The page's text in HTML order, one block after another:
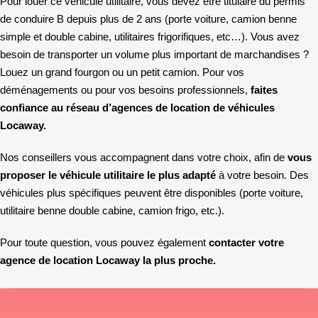
de conduire B depuis plus de 2 ans (porte voiture, camion benne
simple et double cabine, utilitaires frigorifiques, etc…). Vous avez
besoin de transporter un volume plus important de marchandises ?
Louez un grand fourgon ou un petit camion. Pour vos
déménagements ou pour vos besoins professionnels, faites
confiance au réseau d’agences de location de véhicules
Locaway.
Nos conseillers vous accompagnent dans votre choix, afin de vous
proposer le véhicule utilitaire le plus adapté à votre besoin. Des
véhicules plus spécifiques peuvent être disponibles (porte voiture,
utilitaire benne double cabine, camion frigo, etc.).
Pour toute question, vous pouvez également contacter votre
agence de location Locaway la plus proche.